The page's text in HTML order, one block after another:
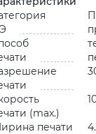
(max.)
печати